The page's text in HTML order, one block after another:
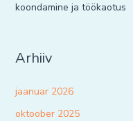
koondamine ja töökaotus
Arhiiv
jaanuar 2026
oktoober 2025